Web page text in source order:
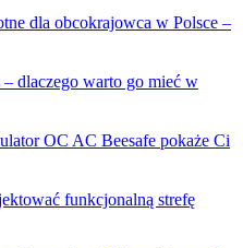
dla obcokrajowca w Polsce –
dlaczego warto go mieć w
OC AC Beesafe pokaże Ci
funkcjonalną strefę